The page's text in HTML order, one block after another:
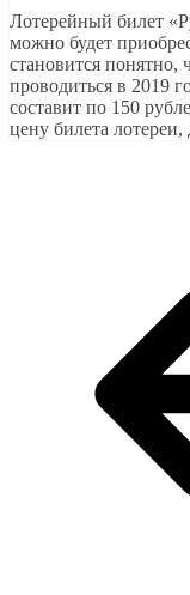
Лотерейный билет
можно будет
становится понятно,
проводиться в 2019
составит по 150
цену билета